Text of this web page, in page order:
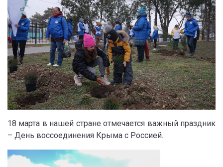
18 марта в нашей стране отмечается важный праздник
– День воссоединения Крыма с Россией.